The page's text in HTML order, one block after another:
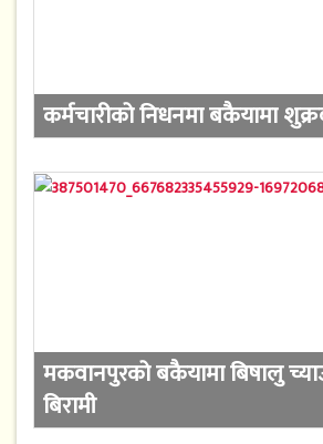
कर्मचारीको निधनमा बकैयामा
मकवानपुरको बकैयामा बिषालु
बिरामी